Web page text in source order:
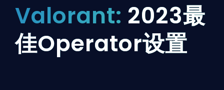
Valorant: 2023最
佳Operator设置